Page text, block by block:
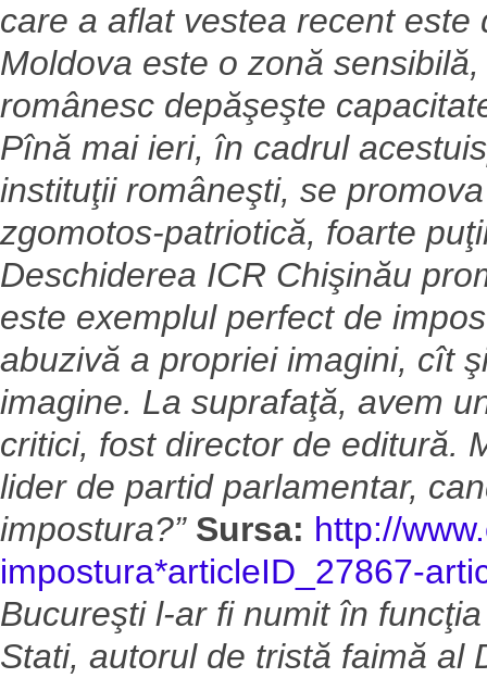
care a aflat vestea recent
Moldova este o zonă
românesc depăşeşte
Pînă mai ieri, în cadrul
instituţii româneşti, se
zgomotos-patriotică, foarte
Deschiderea ICR Chişinău
este exemplul perfect de
abuzivă a propriei imagini, cît
imagine. La suprafaţă, avem
critici, fost director de editură.
lider de partid parlamentar,
impostura?” Sursa: http://
impostura*articleID_27867-
Bucureşti l-ar fi numit în
Stati, autorul de tristă faimă al